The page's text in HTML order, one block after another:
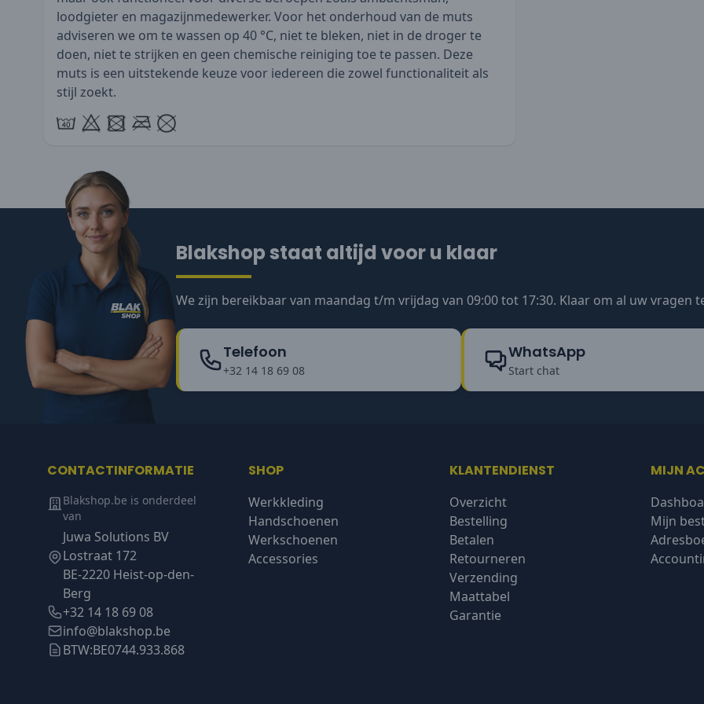
loodgieter en magazijnmedewerker. Voor het onderhoud van de muts
adviseren we om te wassen op 40 °C, niet te bleken, niet in de droger te
doen, niet te strijken en geen chemische reiniging toe te passen. Deze
muts is een uitstekende keuze voor iedereen die zowel functionaliteit als
stijl zoekt.
Blakshop staat altijd voor u klaar
We zijn bereikbaar van maandag t/m vrijdag van 09:00 tot 17:30. Klaar om al uw vragen
Telefoon
+32 14 18 69 08
WhatsApp
Start chat
CONTACTINFORMATIE
Blakshop.be is onderdeel
van
Juwa Solutions BV
Lostraat 172
BE-2220 Heist-op-den-
Berg
+32 14 18 69 08
info@blakshop.be
BTW:BE0744.933.868
SHOP
Werkkleding
Handschoenen
Werkschoenen
Accessories
KLANTENDIENST
Overzicht
Bestelling
Betalen
Retourneren
Verzending
Maattabel
Garantie
MIJN
Mijn